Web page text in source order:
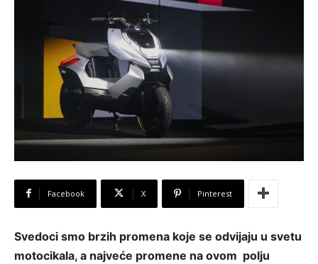
Facebook X Pinterest
Svedoci smo brzih promena koje se odvijaju u svetu
motocikala, a najveće promene na ovom polju